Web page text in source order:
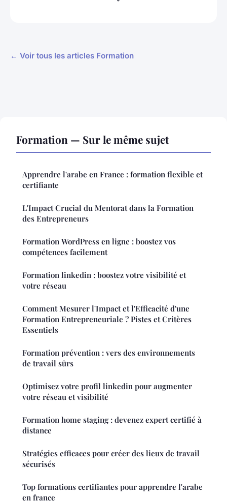
← Voir tous les articles Formation
Formation — Sur le même sujet
Apprendre l'arabe en France : formation flexible et
certifiante
L'Impact Crucial du Mentorat dans la Formation
des Entrepreneurs
Formation WordPress en ligne : boostez vos
compétences facilement
Formation linkedin : boostez votre visibilité et
votre réseau
Comment Mesurer l'Impact et l'Efficacité d'une
Formation Entrepreneuriale ? Pistes et Critères
Essentiels
Formation prévention : vers des environnements
de travail sûrs
Optimisez votre profil linkedin pour augmenter
votre réseau et visibilité
Formation home staging : devenez expert certifié à
distance
Stratégies efficaces pour créer des lieux de travail
sécurisés
Top formations certifiantes pour apprendre l'arabe
en france